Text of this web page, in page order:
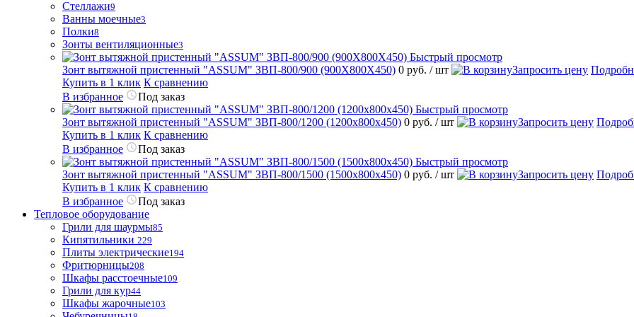
Стеллажи9
Ванны моечные3
Полки8
Зонты вентиляционные3
Быстрый просмотр
Зонт вытяжной пристенный "ASSUM" ЗВП-800/900 (900Х800Х450) 0 руб. / шт Запросить цену
Купить в 1 клик К сравнению
В избранное
Под заказ
Быстрый просмотр
Зонт вытяжной пристенный "ASSUM" ЗВП-800/1200 (1200х800х450) 0 руб. / шт Запросить цену
Купить в 1 клик К сравнению
В избранное
Под заказ
Быстрый просмотр
Зонт вытяжной пристенный "ASSUM" ЗВП-800/1500 (1500х800х450) 0 руб. / шт Запросить цену
Купить в 1 клик К сравнению
В избранное
Под заказ
Тепловое оборудование
Грили для шаурмы85
Кипятильники 229
Плиты электрические194
Фритюрницы208
Шкафы расстоечные109
Грили для кур44
Шкафы жарочные103